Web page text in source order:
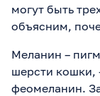
могут быть
объясним,
Меланин –
шерсти кошки,
феомеланин.